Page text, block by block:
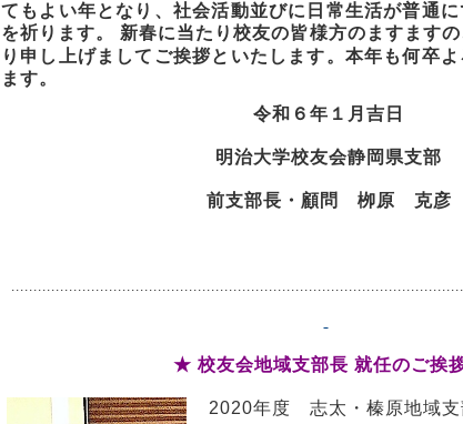
てもよい年となり、社会活動並びに日常生活が普通
を祈ります。
新春に当たり校友の皆様方のますます
り申し上げましてご挨拶といたします。本年も何卒
ます。
令和６年１月吉日
明治大学校友会静岡県支部
前支部長・顧問 栁原 克彦
★ 校友会地域支部長 就任のご挨
2020年度 志太・榛原地域支